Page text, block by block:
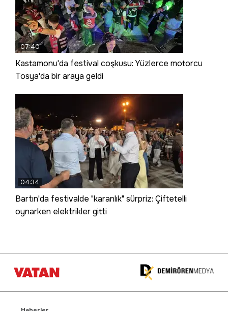
07:40
Kastamonu'da festival coşkusu: Yüzlerce motorcu
Tosya'da bir araya geldi
04:34
Bartın'da festivalde "karanlık" sürpriz: Çiftetelli
oynarken elektrikler gitti